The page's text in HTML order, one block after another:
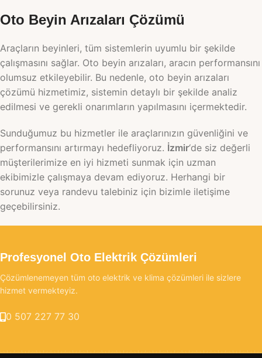
Oto Beyin Arızaları Çözümü
Araçların beyinleri, tüm sistemlerin uyumlu bir şekilde
çalışmasını sağlar. Oto beyin arızaları, aracın performansını
olumsuz etkileyebilir. Bu nedenle, oto beyin arızaları
çözümü hizmetimiz, sistemin detaylı bir şekilde analiz
edilmesi ve gerekli onarımların yapılmasını içermektedir.
Sunduğumuz bu hizmetler ile araçlarınızın güvenliğini ve
performansını artırmayı hedefliyoruz. İzmir‘de siz değerli
müşterilerimize en iyi hizmeti sunmak için uzman
ekibimizle çalışmaya devam ediyoruz. Herhangi bir
sorunuz veya randevu talebiniz için bizimle iletişime
geçebilirsiniz.
Profesyonel Oto Elektrik Çözümleri
Çözümlenemeyen tüm oto elektrik ve klima çözümleri ile sizlere
hizmet vermekteyiz.
0 507 227 77 30